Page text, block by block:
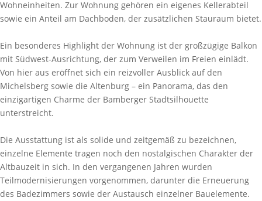
Wohneinheiten. Zur Wohnung gehören ein eigenes Kellerabteil
sowie ein Anteil am Dachboden, der zusätzlichen Stauraum bietet.
Ein besonderes Highlight der Wohnung ist der großzügige Balkon
mit Südwest-Ausrichtung, der zum Verweilen im Freien einlädt.
Von hier aus eröffnet sich ein reizvoller Ausblick auf den
Michelsberg sowie die Altenburg – ein Panorama, das den
einzigartigen Charme der Bamberger Stadtsilhouette
unterstreicht.
Die Ausstattung ist als solide und zeitgemäß zu bezeichnen,
einzelne Elemente tragen noch den nostalgischen Charakter der
Altbauzeit in sich. In den vergangenen Jahren wurden
Teilmodernisierungen vorgenommen, darunter die Erneuerung
des Badezimmers sowie der Austausch einzelner Bauelemente.